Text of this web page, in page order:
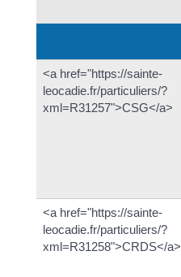
<a href="https://sainte-
leocadie.fr/particuliers/?
xml=R31257">CSG</a>
<a href="https://sainte-
leocadie.fr/particuliers/?
xml=R31258">CRDS</a>